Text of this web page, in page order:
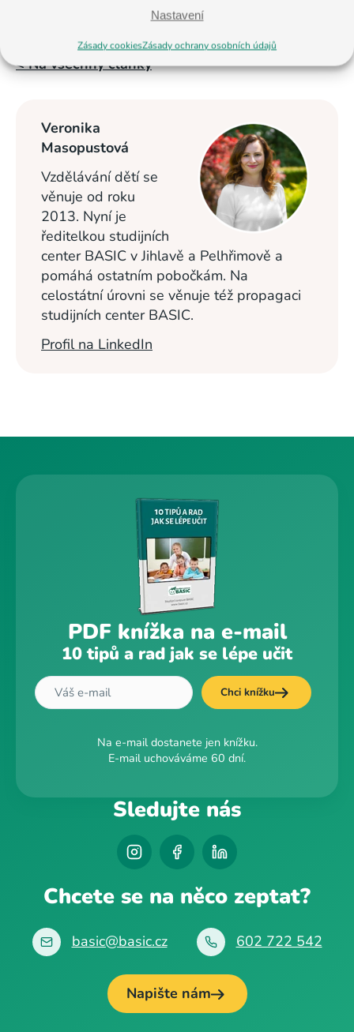
Nastavení
Zásady cookiesZásady ochrany osobních údajů
< Na všechny články
Veronika
Masopustová
Vzdělávání dětí se
věnuje od roku
2013. Nyní je
ředitelkou studijních
center BASIC v Jihlavě a Pelhřimově a
pomáhá ostatním pobočkám. Na
celostátní úrovni se věnuje též propagaci
studijních center BASIC.
Profil na LinkedIn
PDF knížka na e-mail
10 tipů a rad jak se lépe učit
Chci knížku
Na e-mail dostanete jen knížku.
E-mail uchováváme 60 dní.
Sledujte nás
Chcete se na něco zeptat?
basic@basic.cz 602 722 542
Napište nám